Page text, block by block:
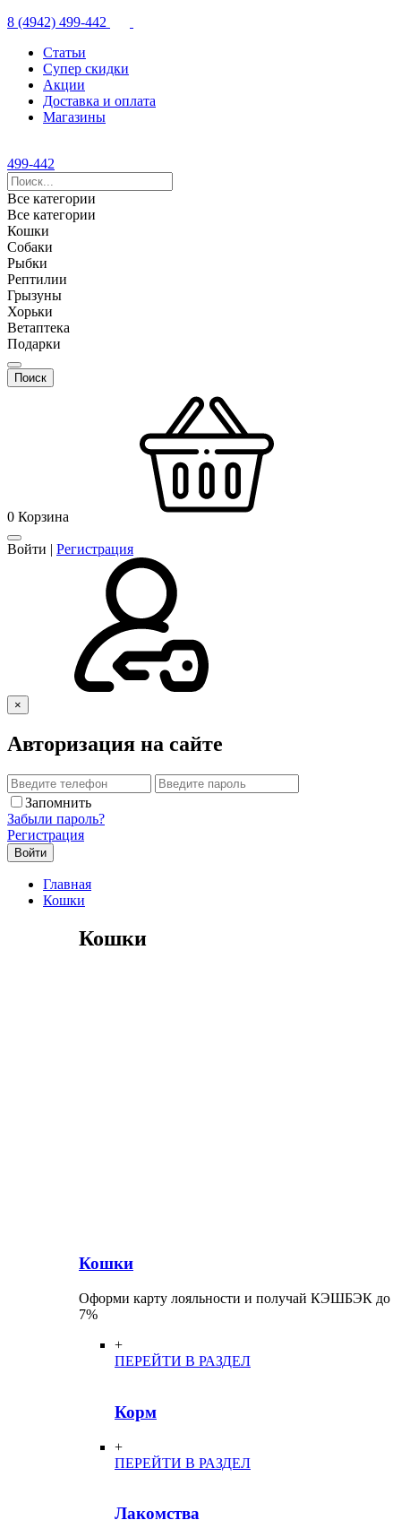
8 (4942) 499-442
Статьи
Супер скидки
Акции
Доставка и оплата
Магазины
499-442
Все категории
Все категории
Кошки
Собаки
Рыбки
Рептилии
Грызуны
Хорьки
Ветаптека
Подарки
0 Корзина
Войти | Регистрация
×
Авторизация на сайте
Запомнить
Забыли пароль?
Регистрация
Главная
Кошки
Кошки
Кошки
Оформи карту лояльности и получай КЭШБЭК до
7%
+
ПЕРЕЙТИ В РАЗДЕЛ
Корм
+
ПЕРЕЙТИ В РАЗДЕЛ
Лакомства